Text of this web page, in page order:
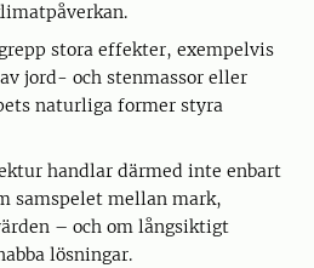
stora effekter, exempelvis
jord- och stenmassor eller
naturliga former styra
handlar därmed inte enbart
samspelet mellan mark,
– och om långsiktigt
lösningar.